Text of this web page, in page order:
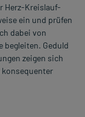
Herz-Kreislauf-
ein und prüfen
dabei von
begleiten. Geduld
zeigen sich
konsequenter